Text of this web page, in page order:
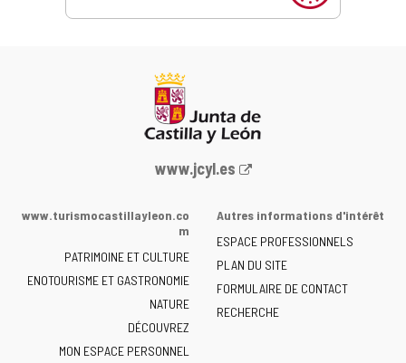
Portail
la
de
Castilla
y
León
-
www.jcyl.es
www.turismocastillayleon.co
m
PATRIMOINE ET CULTURE
ENOTOURISME ET GASTRONOMIE
NATURE
DÉCOUVREZ
MON ESPACE PERSONNEL
Autres informations d'intérêt
ESPACE PROFESSIONNELS
PLAN DU SITE
FORMULAIRE DE CONTACT
RECHERCHE